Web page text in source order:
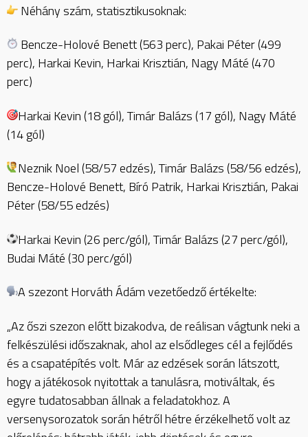
Néhány szám, statisztikusoknak:
Bencze-Holové Benett (563 perc), Pakai Péter (499
perc), Harkai Kevin, Harkai Krisztián, Nagy Máté (470
perc)
Harkai Kevin (18 gól), Timár Balázs (17 gól), Nagy Máté
(14 gól)
Neznik Noel (58/57 edzés), Timár Balázs (58/56 edzés),
Bencze-Holové Benett, Bíró Patrik, Harkai Krisztián, Pakai
Péter (58/55 edzés)
Harkai Kevin (26 perc/gól), Timár Balázs (27 perc/gól),
Budai Máté (30 perc/gól)
A szezont Horváth Ádám vezetőedző értékelte:
„Az őszi szezon előtt bizakodva, de reálisan vágtunk neki a
felkészülési időszaknak, ahol az elsődleges cél a fejlődés
és a csapatépítés volt. Már az edzések során látszott,
hogy a játékosok nyitottak a tanulásra, motiváltak, és
egyre tudatosabban állnak a feladatokhoz. A
versenysorozatok során hétről hétre érzékelhető volt az